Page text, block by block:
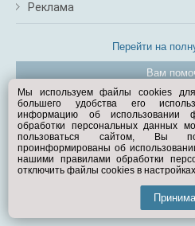
Реклама
Перейти на
Вам
© Exist.ru
Мы используем файлы cookies
большего удобства его
информацию об использовании
обработки персональных данных
пользоваться сайтом, Вы
проинформированы об
нашими правилами обработки
отключить файлы cookies в